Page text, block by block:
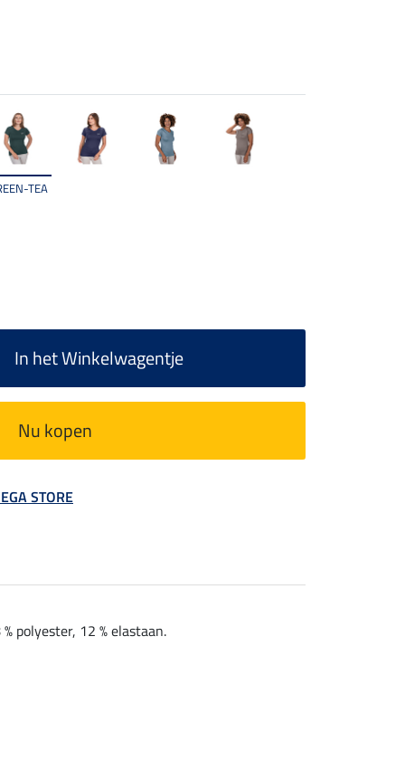
TEA
In het Winkelwagentje
Nu kopen
STORE
polyester, 12 % elastaan.